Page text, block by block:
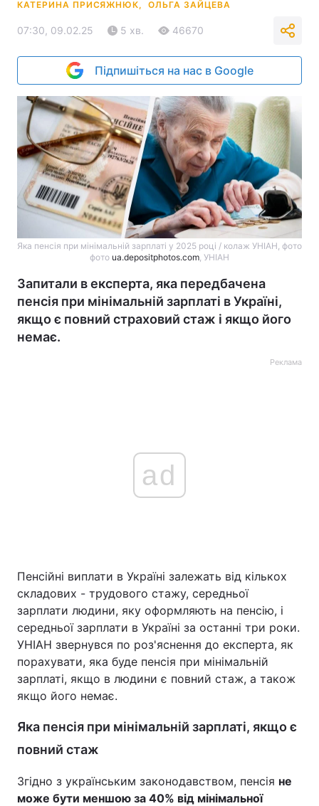
КАТЕРИНА ПРИСЯЖНЮК, ОЛЬГА ЗАЙЦЕВА
07:30, 09.02.25 5 хв. 46670
Підпишіться на нас в Google
Яка пенсія при мінімальній зарплаті у 2025 році / колаж УНІАН, фото
фото ua.depositphotos.com , УНІАН
Запитали в експерта, яка передбачена
пенсія при мінімальній зарплаті в Україні,
якщо є повний страховий стаж і якщо його
немає.
Реклама
ad
Пенсійні виплати в Україні залежать від кількох
складових - трудового стажу, середньої
зарплати людини, яку оформляють на пенсію, і
середньої зарплати в Україні за останні три роки.
УНІАН звернувся по роз'яснення до експерта, як
порахувати, яка буде пенсія при мінімальній
зарплаті, якщо в людини є повний стаж, а також
якщо його немає.
Яка пенсія при мінімальній зарплаті, якщо є
повний стаж
Згідно з українським законодавством, пенсія не
може бути меншою за 40% від мінімальної